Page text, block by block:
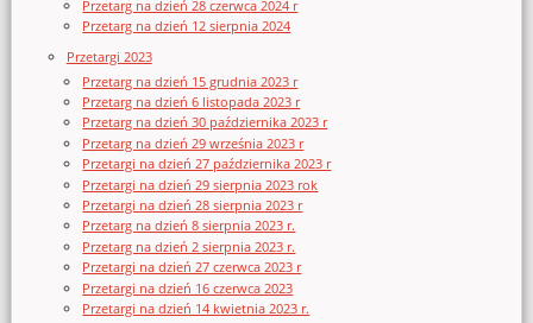
Przetarg na dzień 28 czerwca 2024 r
Przetarg na dzień 12 sierpnia 2024
Przetargi 2023
Przetarg na dzień 15 grudnia 2023 r
Przetarg na dzień 6 listopada 2023 r
Przetarg na dzień 30 października 2023 r
Przetarg na dzień 29 września 2023 r
Przetargi na dzień 27 października 2023 r
Przetargi na dzień 29 sierpnia 2023 rok
Przetargi na dzień 28 sierpnia 2023 r
Przetarg na dzień 8 sierpnia 2023 r.
Przetarg na dzień 2 sierpnia 2023 r.
Przetargi na dzień 27 czerwca 2023 r
Przetargi na dzień 16 czerwca 2023
Przetargi na dzień 14 kwietnia 2023 r.